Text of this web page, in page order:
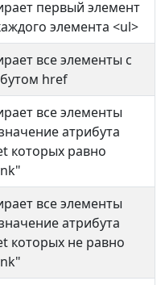
первый элемент
элемента <ul>
все элементы с
href
все элементы
атрибута
которых равно
все элементы
атрибута
которых не равно